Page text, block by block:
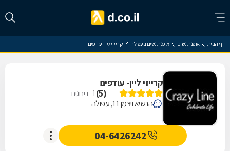
דף הבית אופנת נשים אופנת נשים בעפולה קרייזי ליין- עודפים
קרייזי ליין- עודפים
(
5
)
1 דירוגים
הנשיא ויצמן 11, עפולה
04-6426242